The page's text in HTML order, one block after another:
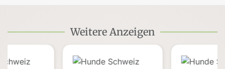
Weitere Anzeigen